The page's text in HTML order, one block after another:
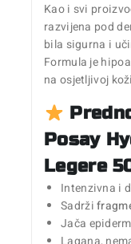
Kao i svi
razvijena pod
bila sigurna i
Formula je
na osjetljivoj
Posay
Legere
Intenzivna i
Sadrži
Jača